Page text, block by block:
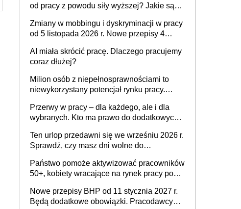
od pracy z powodu siły wyższej? Jakie są
Zmiany w mobbingu i dyskryminacji w pracy
od 5 listopada 2026 r. Nowe przepisy 4
Ustaw
AI miała skrócić pracę. Dlaczego pracujemy
coraz dłużej?
Milion osób z niepełnosprawnościami to
niewykorzystany potencjał rynku pracy.
dofinansowań czy refundacji, ale bariery po
stronie systemu i świadomości
pracodawców [WYWIAD]
Przerwy w pracy – dla każdego, ale i dla
wybranych. Kto ma prawo do dodatkowych
Ten urlop przedawni się we wrześniu 2026 r.
Sprawdź, czy masz dni wolne do
Państwo pomoże aktywizować pracowników
50+, kobiety wracające na rynek pracy po
osoby neuroatypowe. Powstanie Fundusz
na rzecz Inkluzywności w Zatrudnianiu?
Nowe przepisy BHP od 11 stycznia 2027 r.
Będą dodatkowe obowiązki. Pracodawcy